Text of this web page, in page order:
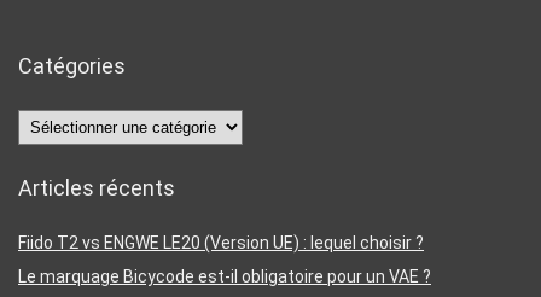
Catégories
Catégories
Articles récents
Fiido T2 vs ENGWE LE20 (Version UE) : lequel choisir ?
Le marquage Bicycode est-il obligatoire pour un VAE ?